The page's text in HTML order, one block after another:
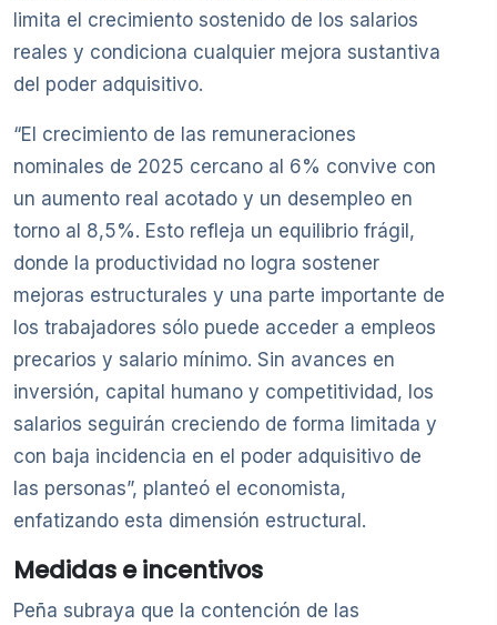
limita el crecimiento sostenido de los salarios
reales y condiciona cualquier mejora sustantiva
del poder adquisitivo.
“El crecimiento de las remuneraciones
nominales de 2025 cercano al 6% convive con
un aumento real acotado y un desempleo en
torno al 8,5%. Esto refleja un equilibrio frágil,
donde la productividad no logra sostener
mejoras estructurales y una parte importante de
los trabajadores sólo puede acceder a empleos
precarios y salario mínimo. Sin avances en
inversión, capital humano y competitividad, los
salarios seguirán creciendo de forma limitada y
con baja incidencia en el poder adquisitivo de
las personas”, planteó el economista,
enfatizando esta dimensión estructural.
Medidas e incentivos
Peña subraya que la contención de las